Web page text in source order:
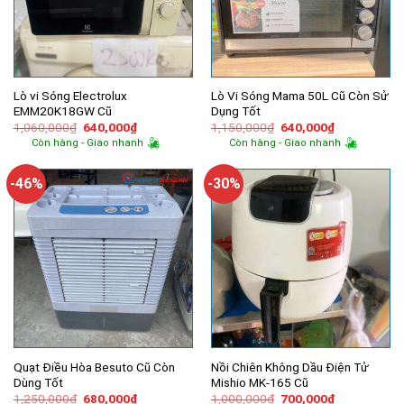
Lò vi Sóng Electrolux
EMM20K18GW Cũ
1,060,000₫ Giá
gốc
là:
640,000₫Giá
hiện
tại
640,000₫.
Còn hàng - Giao nhanh
Lò Vi Sóng Mama 50L Cũ Còn Sử
Dụng Tốt
1,150,000₫ Giá
gốc
là:
640,000₫Giá
hiện
tại
640,000₫.
Còn hàng - Giao nhanh
-46%
Quạt Điều Hòa Besuto Cũ Còn
Dùng Tốt
1,250,000₫ Giá
680,000₫Giá
-30%
Nồi Chiên Không Dầu Điện Tử
Mishio MK-165 Cũ
1,000,000₫ Giá
700,000₫Giá